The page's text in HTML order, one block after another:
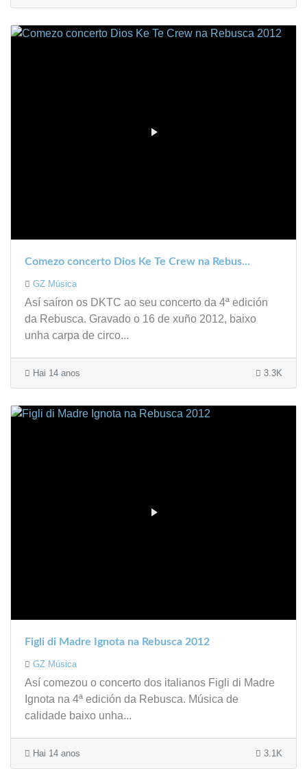
Comezo concerto Dios Ke Te Crew na Rebus...
GZ Música
Así saíron os DKTC ao seu concerto da 4ª edición
da Rebusca. Gravado o 16 de xuño 2012, baixo
unha carpa de circo...
Hai 14 anos 3.3K
Figli di Madre Ignota na Rebusca 2012
GZ Música
Así comezou o concerto dos italianos Figli di Madre
Ignota na 4ª edición da Rebusca. Música de
calidade baixo unha...
Hai 14 anos 3.1K